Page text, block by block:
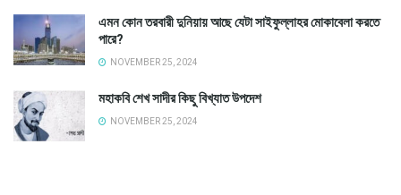
এমন কোন তরবারী দুনিয়ায় আছে যেটা সাইফুল্লাহর মোকাবেলা করতে
পারে?
NOVEMBER 25, 2024
মহাকবি শেখ সাদীর কিছু বিখ্যাত উপদেশ
NOVEMBER 25, 2024